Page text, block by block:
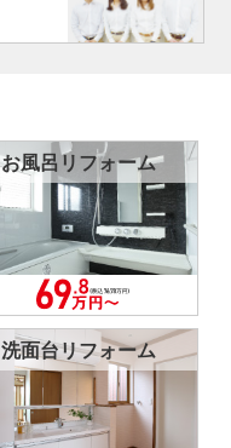
お風呂リフォーム
洗面台リフォーム